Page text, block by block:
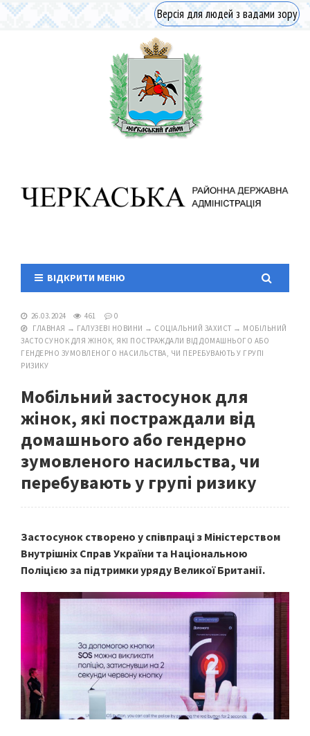
Версія для людей з вадами зору
ВІДКРИТИ МЕНЮ
26.03.2024 461
0
ГЛАВНАЯ → ГАЛУЗЕВІ НОВИНИ → СОЦІАЛЬНИЙ ЗАХИСТ → МОБІЛЬНИЙ
ЗАСТОСУНОК ДЛЯ ЖІНОК, ЯКІ ПОСТРАЖДАЛИ ВІД ДОМАШНЬОГО АБО
ГЕНДЕРНО ЗУМОВЛЕНОГО НАСИЛЬСТВА, ЧИ ПЕРЕБУВАЮТЬ У ГРУПІ
РИЗИКУ
Мобільний застосунок для
жінок, які постраждали від
домашнього або гендерно
зумовленого насильства, чи
перебувають у групі ризику
Застосунок створено у співпраці з Міністерством
Внутрішніх Справ України та Національною
Поліцією за підтримки уряду Великої Британії.